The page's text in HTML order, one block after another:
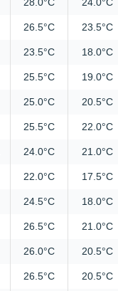
28.0°C 24.0°C
26.5°C 23.5°C
23.5°C 18.0°C
25.5°C 19.0°C
25.0°C 20.5°C
25.5°C 22.0°C
24.0°C 21.0°C
22.0°C 17.5°C
24.5°C 18.0°C
26.5°C 21.0°C
26.0°C 20.5°C
26.5°C 20.5°C